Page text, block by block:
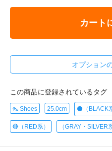
カート
オプション
この商品に登録されているタグ
👠 Shoes 25.0cm ⚫️（BLACK
🔴（RED系） （GRAY・SILVER